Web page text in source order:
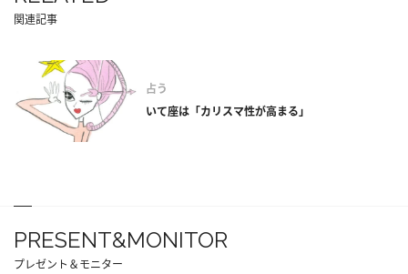
関連記事
占う
いて座は「カリスマ性が高まる」
PRESENT&MONITOR
プレゼント＆モニター